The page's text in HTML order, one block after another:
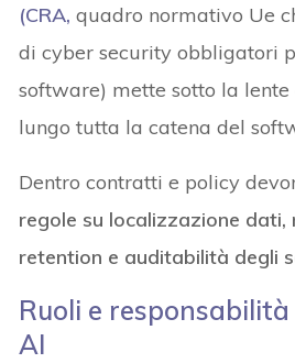
(CRA,quadro normativo Ue
di cyber security obbligatori
software) mette sotto la
lungo tutta la catena del
Dentro contratti e policy
regole su localizzazione dati,
retention e auditabilità degli
Ruoli e
AI